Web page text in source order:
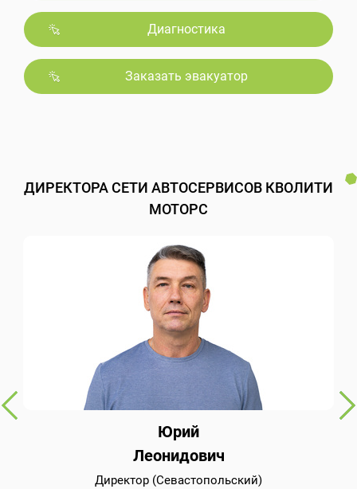
Диагностика
Заказать эвакуатор
ДИРЕКТОРА СЕТИ АВТОСЕРВИСОВ КВОЛИТИ
МОТОРС
Юрий
Леонидович
Директор (Севастопольский)